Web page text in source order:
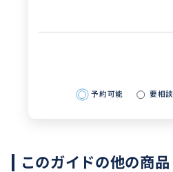
予約可能 要相談
このガイドの他の商品